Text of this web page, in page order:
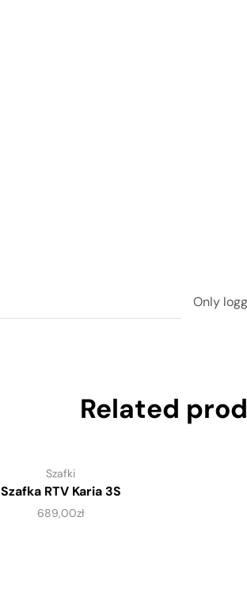
Only
Related
Szafki
Szafka RTV Karia 3S
689,00zł